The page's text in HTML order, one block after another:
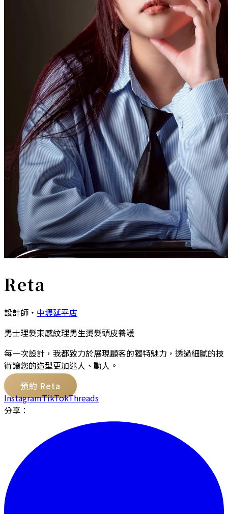
Reta
設計師 ・ 中壢延平店
男士理髮束感紋理男生燙髮頭皮養護
每一次設計，我都致力於展現顧客的獨特魅力，透過細膩的技
術讓您的造型更加迷人、動人。
預約 Reta
InstagramTikTokThreads
分享：